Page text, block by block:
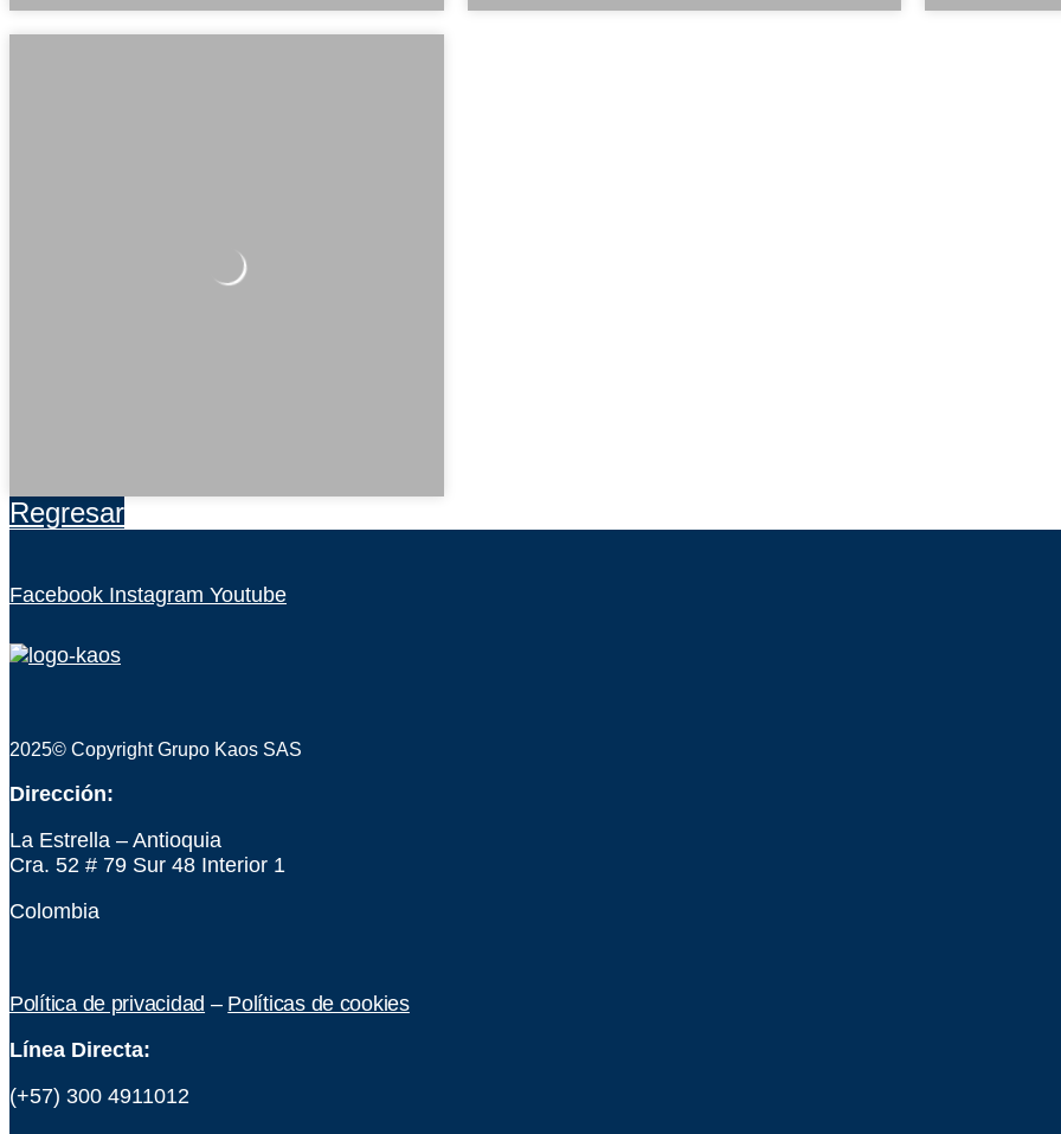
Regresar
Facebook Instagram Youtube
2025© Copyright Grupo Kaos SAS
Dirección:
La Estrella – Antioquia
Cra. 52 # 79 Sur 48 Interior 1
Colombia
Política de privacidad – Políticas de cookies
Línea Directa:
(+57) 300 4911012